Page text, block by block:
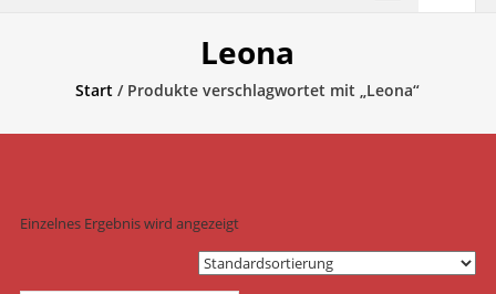
Leona
Start / Produkte verschlagwortet mit „Leona“
Einzelnes Ergebnis wird angezeigt